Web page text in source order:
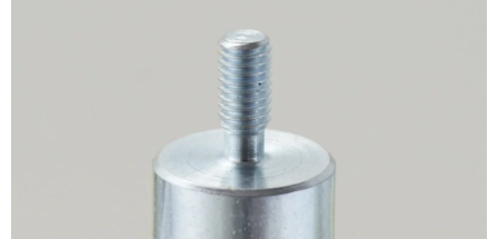
Odstąpienie od Umowy